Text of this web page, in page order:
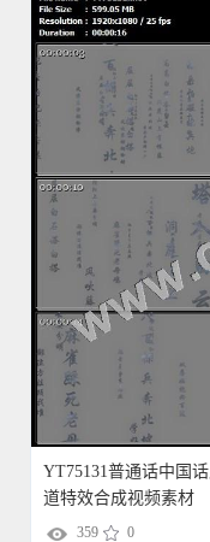
YT75131普通话中国
道特效合成视频素材
359 0